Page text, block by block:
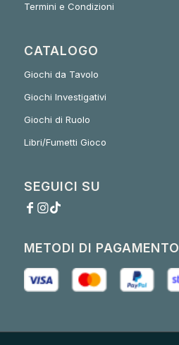
Termini e Condizioni
CATALOGO
Giochi da Tavolo
Giochi Investigativi
Giochi di Ruolo
Libri/Fumetti Gioco
SEGUICI SU
METODI DI PAGAMENTO